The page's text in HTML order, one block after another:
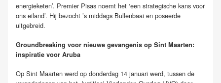
energieketen’. Premier Pisas noemt het ‘een strategische kans voor
ons eiland’. Hij bezocht ’s middags Bullenbaai en poseerde
uitgebreid.
Groundbreaking voor nieuwe gevangenis op Sint Maarten:
inspiratie voor Aruba
Op Sint Maarten werd op donderdag 14 januari werd, tussen de